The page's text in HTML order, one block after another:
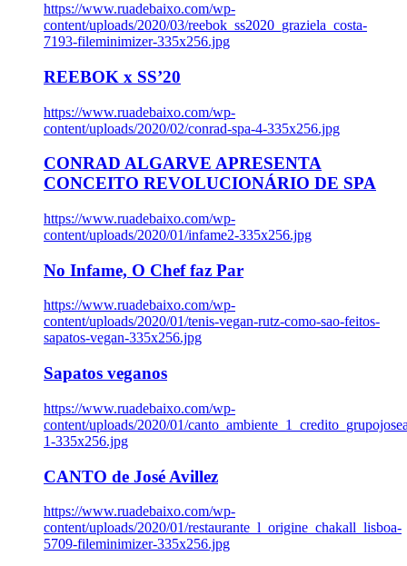
https://www.ruadebaixo.com/wp-
content/uploads/2020/03/reebok_ss2020_graziela_costa-
7193-fileminimizer-335x256.jpg
REEBOK x SS’20
https://www.ruadebaixo.com/wp-
content/uploads/2020/02/conrad-spa-4-335x256.jpg
CONRAD ALGARVE APRESENTA
CONCEITO REVOLUCIONÁRIO DE SPA
https://www.ruadebaixo.com/wp-
content/uploads/2020/01/infame2-335x256.jpg
No Infame, O Chef faz Par
https://www.ruadebaixo.com/wp-
content/uploads/2020/01/tenis-vegan-rutz-como-sao-feitos-
sapatos-vegan-335x256.jpg
Sapatos veganos
https://www.ruadebaixo.com/wp-
content/uploads/2020/01/
1-335x256.jpg
CANTO de José Avillez
https://www.ruadebaixo.com/wp-
content/uploads/2020/01/restaurante_l_origine_chakall_lisboa-
5709-fileminimizer-335x256.jpg